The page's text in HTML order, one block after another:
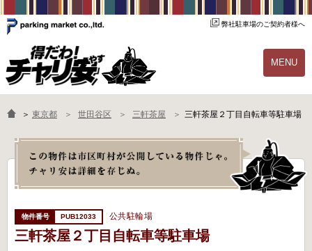
弊社駐車場のご契約者様へ
MENU
物件一覧 ご契約の流れ
よくあるご質問 駐輪場オーナー様へ
＞ 東京都 世田谷区 三軒茶屋 三軒茶屋２丁目自転車等駐車場
PUB12033 公共駐輪場
三軒茶屋２丁目自転車等駐車場